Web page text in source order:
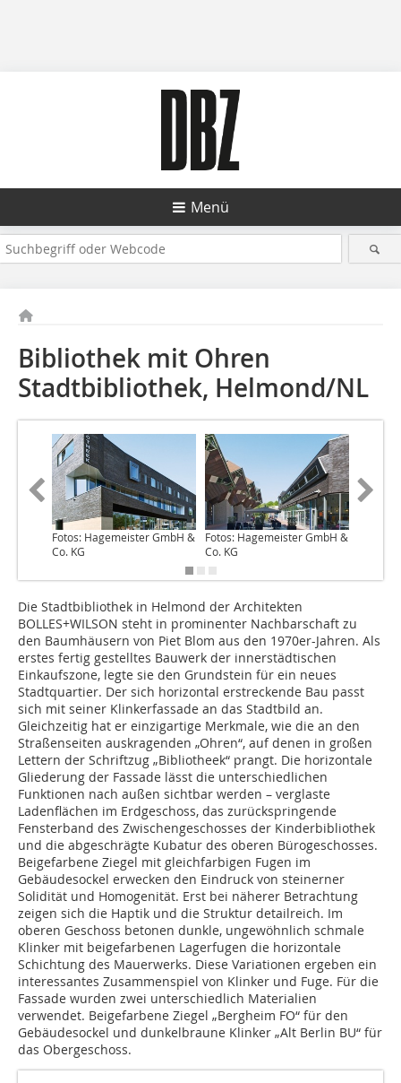
Menü
Bibliothek mit Ohren
Stadtbibliothek, Helmond/NL
Fotos: Hagemeister GmbH &
Co. KG
Fotos: Hagemeister GmbH &
Co. KG
Die Stadtbibliothek in Helmond der Architekten
BOLLES+WILSON steht in prominenter Nachbarschaft zu
den Baumhäusern von Piet Blom aus den 1970er-Jahren. Als
erstes fertig gestelltes Bauwerk der innerstädtischen
Einkaufszone, legte sie den Grundstein für ein neues
Stadtquartier. Der sich horizontal erstreckende Bau passt
sich mit seiner Klinkerfassade an das Stadtbild an.
Gleichzeitig hat er einzigartige Merkmale, wie die an den
Straßenseiten auskragenden „Ohren“, auf denen in großen
Lettern der Schriftzug „Bibliotheek“ prangt. Die horizontale
Gliederung der Fassade lässt die unterschiedlichen
Funktionen nach außen sichtbar werden – verglaste
Ladenflächen im Erdgeschoss, das zurückspringende
Fensterband des Zwischengeschosses der Kinderbibliothek
und die abgeschrägte Kubatur des oberen Bürogeschosses.
Beigefarbene Ziegel mit gleichfarbigen Fugen im
Gebäudesockel erwecken den Eindruck von steinerner
Solidität und Homogenität. Erst bei näherer Betrachtung
zeigen sich die Haptik und die Struktur detailreich. Im
oberen Geschoss betonen dunkle, ungewöhnlich schmale
Klinker mit beigefarbenen Lagerfugen die horizontale
Schichtung des Mauerwerks. Diese Variationen ergeben ein
interessantes Zusammenspiel von Klinker und Fuge. Für die
Fassade wurden zwei unterschiedlich Materialien
verwendet. Beigefarbene Ziegel „Bergheim FO“ für den
Gebäudesockel und dunkelbraune Klinker „Alt Berlin BU“ für
das Obergeschoss.